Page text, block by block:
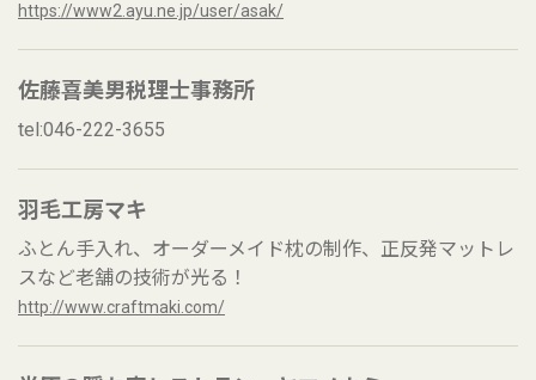
https://www2.ayu.ne.jp/user/asak/
佐藤喜美男税理士事務所
tel:046-222-3655
羽毛工房マキ
ふとん手入れ、オーダーメイド枕の制作、正反発マットレ
スなど老舗の技術が光る！
http://www.craftmaki.com/